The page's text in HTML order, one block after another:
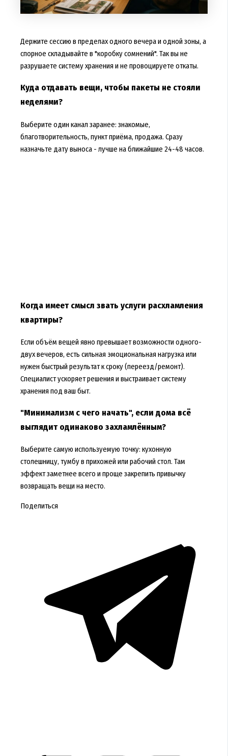
Держите сессию в пределах одного вечера и одной зоны, а
спорное складывайте в "коробку сомнений". Так вы не
разрушаете систему хранения и не провоцируете откаты.
Куда отдавать вещи, чтобы пакеты не стояли
неделями?
Выберите один канал заранее: знакомые,
благотворительность, пункт приёма, продажа. Сразу
назначьте дату выноса - лучше на ближайшие 24-48 часов.
Когда имеет смысл звать услуги расхламления
квартиры?
Если объём вещей явно превышает возможности одного-
двух вечеров, есть сильная эмоциональная нагрузка или
нужен быстрый результат к сроку (переезд/ремонт).
Специалист ускоряет решения и выстраивает систему
хранения под ваш быт.
"Минимализм с чего начать", если дома всё
выглядит одинаково захламлённым?
Выберите самую используемую точку: кухонную
столешницу, тумбу в прихожей или рабочий стол. Там
эффект заметнее всего и проще закрепить привычку
возвращать вещи на место.
Поделиться